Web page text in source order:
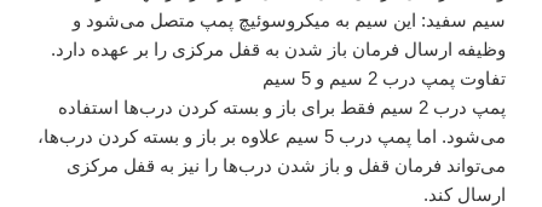
سیم سفید: این سیم به میکروسوئیچ پمپ متصل می‌شود و
وظیفه ارسال فرمان باز شدن به قفل مرکزی را بر عهده دارد.
تفاوت پمپ درب 2 سیم و 5 سیم
پمپ درب 2 سیم فقط برای باز و بسته کردن درب‌ها استفاده
می‌شود. اما پمپ درب 5 سیم علاوه بر باز و بسته کردن درب‌ها،
می‌تواند فرمان قفل و باز شدن درب‌ها را نیز به قفل مرکزی
ارسال کند.